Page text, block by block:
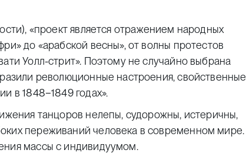
), «проект является отражением народных
до «арабской весны», от волны протестов
Уолл-стрит». Поэтому не случайно выбрана
революционные настроения, свойственные
в 1848−1849 годах».
танцоров нелепы, судорожны, истеричны,
переживаний человека в современном мире.
массы с индивидуумом.